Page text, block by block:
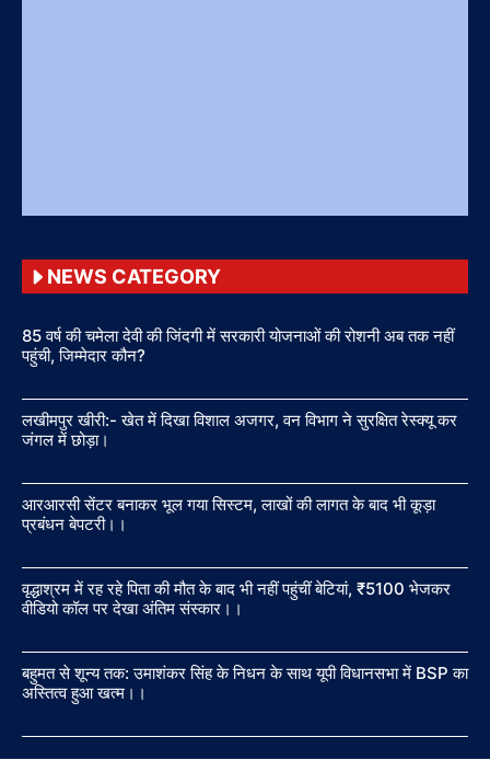
NEWS CATEGORY
85 वर्ष की चमेला देवी की जिंदगी में सरकारी योजनाओं की रोशनी अब तक नहीं
पहुंची, जिम्मेदार कौन?
लखीमपुर खीरी:- खेत में दिखा विशाल अजगर, वन विभाग ने सुरक्षित रेस्क्यू कर
जंगल में छोड़ा।
आरआरसी सेंटर बनाकर भूल गया सिस्टम, लाखों की लागत के बाद भी कूड़ा
प्रबंधन बेपटरी।।
वृद्धाश्रम में रह रहे पिता की मौत के बाद भी नहीं पहुंचीं बेटियां, ₹5100 भेजकर
वीडियो कॉल पर देखा अंतिम संस्कार।।
बहुमत से शून्य तक: उमाशंकर सिंह के निधन के साथ यूपी विधानसभा में BSP का
अस्तित्व हुआ खत्म।।